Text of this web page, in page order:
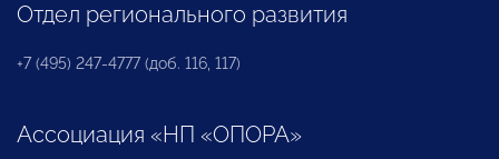
Отдел регионального развития
+7 (495) 247-4777 (доб. 116, 117)
Ассоциация «НП «ОПОРА»